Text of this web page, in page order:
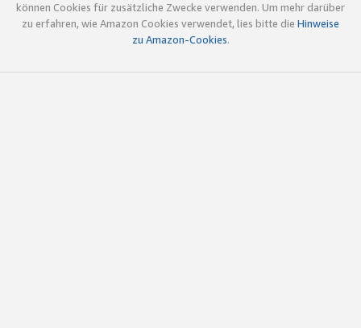
können Cookies für zusätzliche Zwecke verwenden. Um mehr darüber
zu erfahren, wie Amazon Cookies verwendet, lies bitte die Hinweise
zu Amazon-Cookies.